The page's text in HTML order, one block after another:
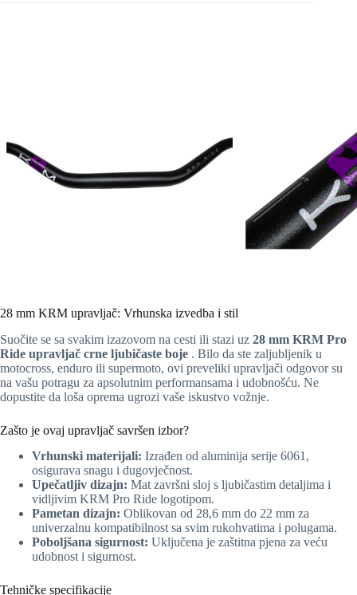
28 mm KRM upravljač: Vrhunska izvedba i stil
Suočite se sa svakim izazovom na cesti ili stazi uz 28 mm KRM Pro
Ride upravljač crne ljubičaste boje . Bilo da ste zaljubljenik u
motocross, enduro ili supermoto, ovi preveliki upravljači odgovor su
na vašu potragu za apsolutnim performansama i udobnošću. Ne
dopustite da loša oprema ugrozi vaše iskustvo vožnje.
Zašto je ovaj upravljač savršen izbor?
Vrhunski materijali: Izrađen od aluminija serije 6061,
osigurava snagu i dugovječnost.
Upečatljiv dizajn: Mat završni sloj s ljubičastim detaljima i
vidljivim KRM Pro Ride logotipom.
Pametan dizajn: Oblikovan od 28,6 mm do 22 mm za
univerzalnu kompatibilnost sa svim rukohvatima i polugama.
Poboljšana sigurnost: Uključena je zaštitna pjena za veću
udobnost i sigurnost.
Tehničke specifikacije